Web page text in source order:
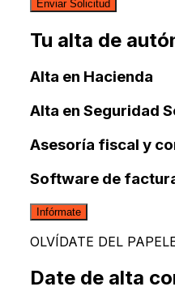
Enviar Solicitud
Tu alta de
Alta en Hacienda
Alta en Seguridad
Asesoría fiscal y
Software de
Infórmate
OLVÍDATE DEL
Date de alta